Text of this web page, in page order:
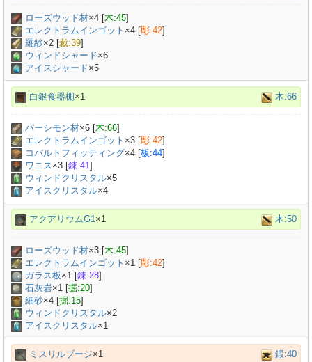
ローズウッド材×4 [木:45]
エレクトラムインゴット ×4 [彫:42]
羅紗×2 [裁:39]
ウィンドシャード×6
アイスシャード×5
白銀食器棚 ×1 木:66
パーシモン材×6 [木:66]
エレクトラムインゴット ×3 [彫:42]
コバルトフィッティング×4 [板:44]
ワニス×3 [錬:41]
ウィンドクリスタル×5
アイスクリスタル×4
アクアリウムG1×1 木:50
ローズウッド材×3 [木:45]
エレクトラムインゴット ×1 [彫:42]
ガラス板×1 [錬:28]
石灰岩×1 [掘:20]
細砂×4 [掘:15]
ウィンドクリスタル×2
アイスクリスタル×1
ミスリルブージ×1 鍛:40